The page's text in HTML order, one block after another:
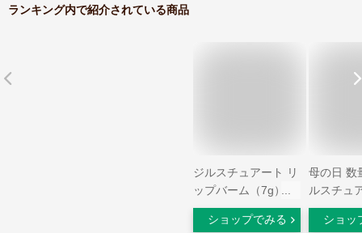
ランキング内で紹介されている商品
ジルスチュアート リ
ップバーム（7g）・
ハンドクリームセッ
ト（30g）J-53 ブラ
ショップでみる
母の日 数
ルスチュ
クリーム
ショッ